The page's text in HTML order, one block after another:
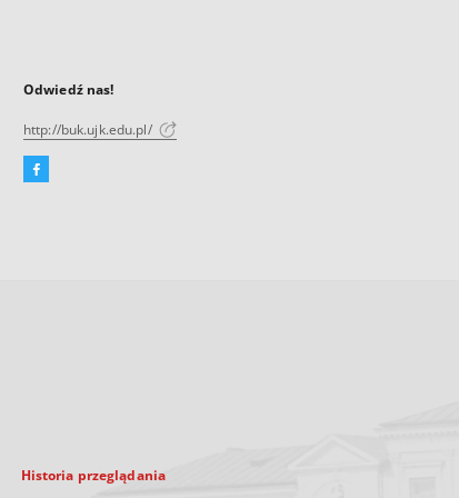
Odwiedź nas!
http://buk.ujk.edu.pl/
Facebook
Historia przeglądania